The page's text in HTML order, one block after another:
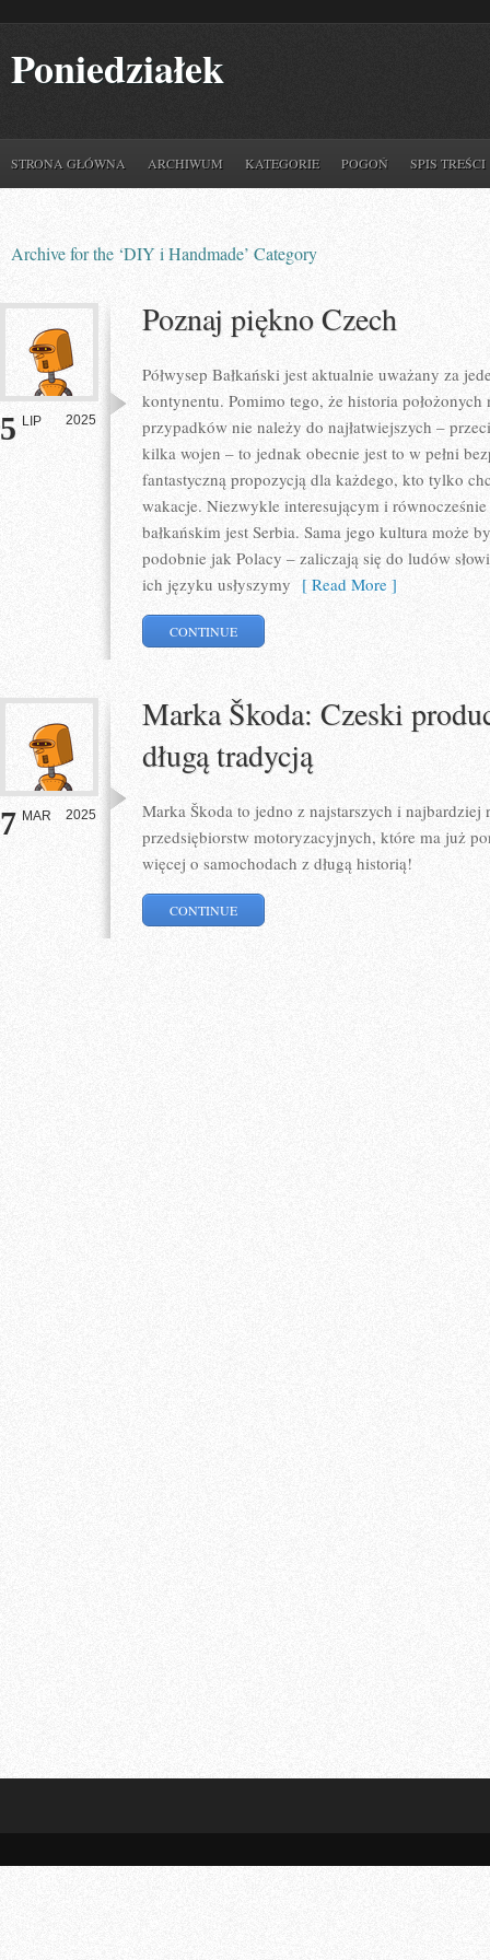
Poniedziałek
STRONA GŁÓWNA ARCHIWUM KATEGORIE POGOŃ SPIS TREŚCI
Archive for the ‘DIY i Handmade’ Category
5 LIP 2025
Poznaj piękno Czech
Półwysep Bałkański jest aktualnie uważany za
kontynentu. Pomimo tego, że historia
przypadków nie należy do najłatwiejszych –
kilka wojen – to jednak obecnie jest to w pełni
fantastyczną propozycją dla każdego, kto tylko
wakacje. Niezwykle interesującym i
bałkańskim jest Serbia. Sama jego kultura może
podobnie jak Polacy – zaliczają się do ludów
ich języku usłyszymy [ Read More ]
CONTINUE
7 MAR 2025
Marka Škoda: Czeski
długą tradycją
Marka Škoda to jedno z najstarszych i najbardziej
przedsiębiorstw motoryzacyjnych, które ma już
więcej o samochodach z długą historią!
CONTINUE